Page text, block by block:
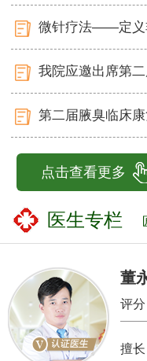
微针疗法——定义
我院应邀出席第
第二届腋臭临床
点击查看更多
医生专栏
董
评分
擅